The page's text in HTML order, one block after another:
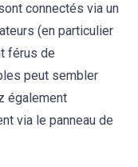
connectés via un
(en particulier
férus de
peut sembler
également
via le panneau de